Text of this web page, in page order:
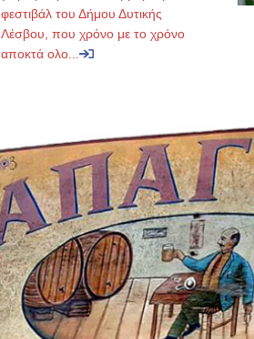
φεστιβάλ του Δήμου Δυτικής
Λέσβου, που χρόνο με το χρόνο
αποκτά ολο...